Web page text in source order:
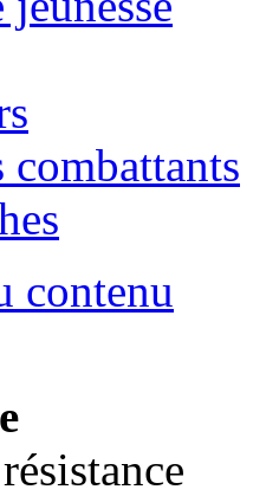
combattants
contenu